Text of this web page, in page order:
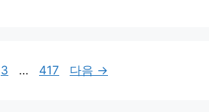
페
3 …
페
417 다음 →